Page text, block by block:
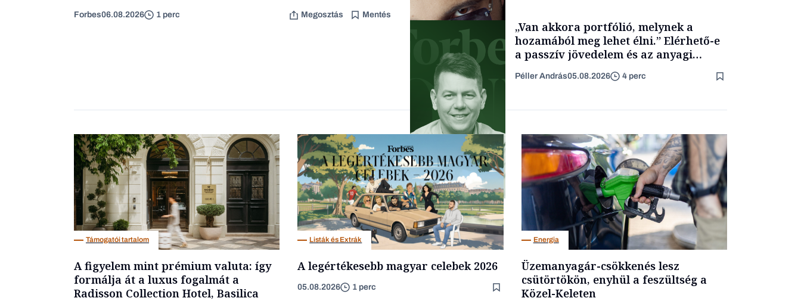
Forbes06.08.2026 1 perc Megosztás Mentés
Forbes-sztori
Podcast
„Van akkora portfólió, melynek a
hozamából meg lehet élni.” Elérhető-e
a passzív jövedelem és az anyagi
Péller András05.08.2026 4 perc
Támogatói tartalom
A figyelem mint prémium valuta: így
formálja át a luxus fogalmát a
Radisson Collection Hotel, Basilica
Listák és Extrák
A legértékesebb magyar celebek 2026
05.08.2026 1 perc
Energia
Üzemanyagár-csökkenés lesz
csütörtökön, enyhül a feszültség a
Közel-Keleten